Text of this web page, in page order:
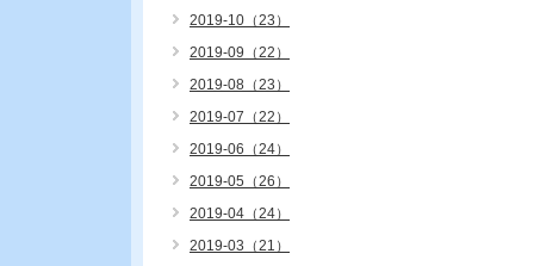
2019-10（23）
2019-09（22）
2019-08（23）
2019-07（22）
2019-06（24）
2019-05（26）
2019-04（24）
2019-03（21）